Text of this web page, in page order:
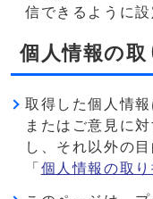
信できるように設
個人情報の
取得した個人情
またはご意見に
し、それ以外の
「 個人情報の取り